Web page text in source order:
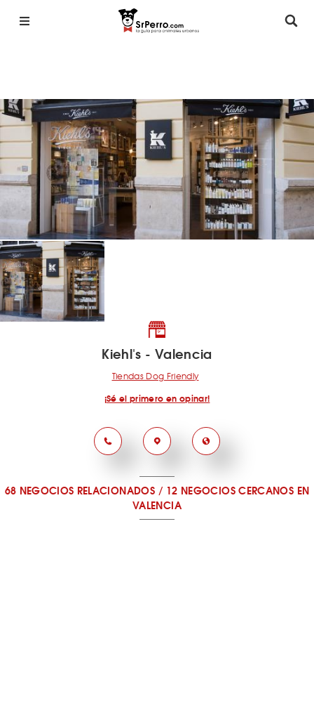
Kiehl's - Valencia
Tiendas Dog Friendly
¡Sé el primero en opinar!
68 NEGOCIOS RELACIONADOS/ 12 NEGOCIOS CERCANOS EN
VALENCIA